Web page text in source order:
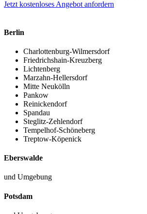
Jetzt kostenloses Angebot anfordern
Berlin
Charlottenburg-Wilmersdorf
Friedrichshain-Kreuzberg
Lichtenberg
Marzahn-Hellersdorf
Mitte Neukölln
Pankow
Reinickendorf
Spandau
Steglitz-Zehlendorf
Tempelhof-Schöneberg
Treptow-Köpenick
Eberswalde
und Umgebung
Potsdam